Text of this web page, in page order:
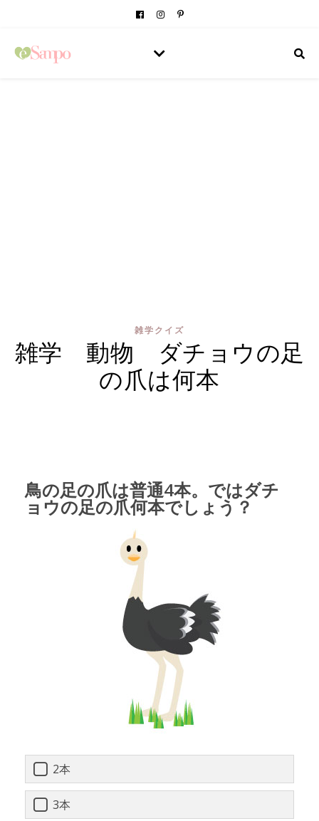
雑学クイズ
雑学 動物 ダチョウの足
の爪は何本
鳥の足の爪は普通4本。ではダチ
ョウの足の爪何本でしょう？
2本
3本